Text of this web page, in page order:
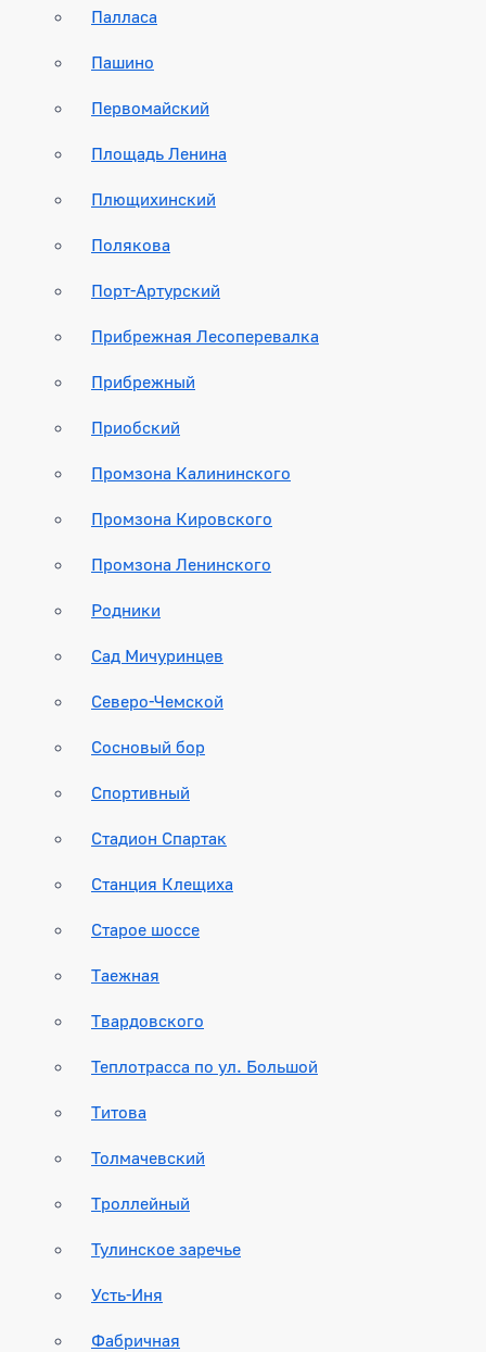
Палласа
Пашино
Первомайский
Площадь Ленина
Плющихинский
Полякова
Порт-Артурский
Прибрежная Лесоперевалка
Прибрежный
Приобский
Промзона Калининского
Промзона Кировского
Промзона Ленинского
Родники
Сад Мичуринцев
Северо-Чемской
Сосновый бор
Спортивный
Стадион Спартак
Станция Клещиха
Старое шоссе
Таежная
Твардовского
Теплотрасса по ул. Большой
Титова
Толмачевский
Троллейный
Тулинское заречье
Усть-Иня
Фабричная